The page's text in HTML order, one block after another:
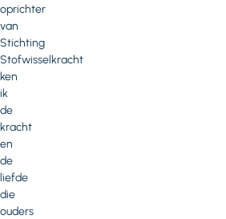
oprichter
van
Stichting
Stofwisselkracht
ken
ik
de
kracht
en
de
liefde
die
ouders